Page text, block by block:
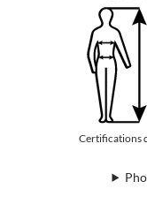
Certifications